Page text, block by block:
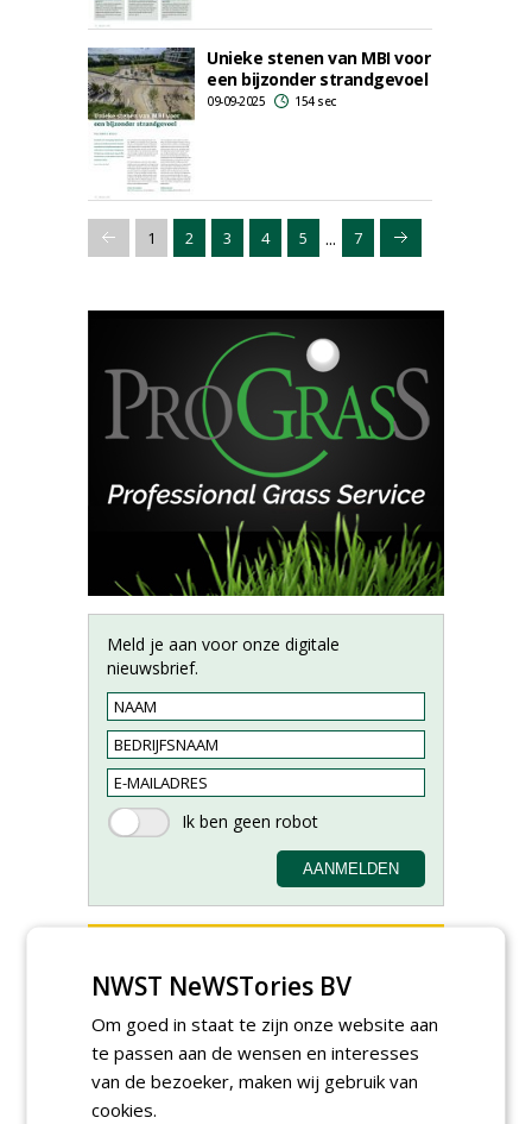
Unieke stenen van MBI voor
een bijzonder strandgevoel
09-09-2025 154 sec
1 2 3 4 5 ... 7
Meld je aan voor onze digitale
nieuwsbrief.
Hoofdgreenkeeper (m/v)
Golfbaan KralingenOosthoek
groepRotterdam
30-07-2026
NWST NeWSTories BV
Om goed in staat te zijn onze website aan
te passen aan de wensen en interesses
van de bezoeker, maken wij gebruik van
cookies.